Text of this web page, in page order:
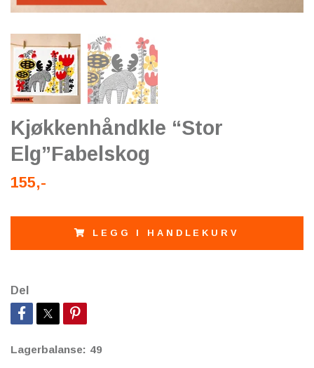
Kjøkkenhåndkle “Stor
Elg”Fabelskog
155,-
LEGG I HANDLEKURV
Del
Lagerbalanse: 49